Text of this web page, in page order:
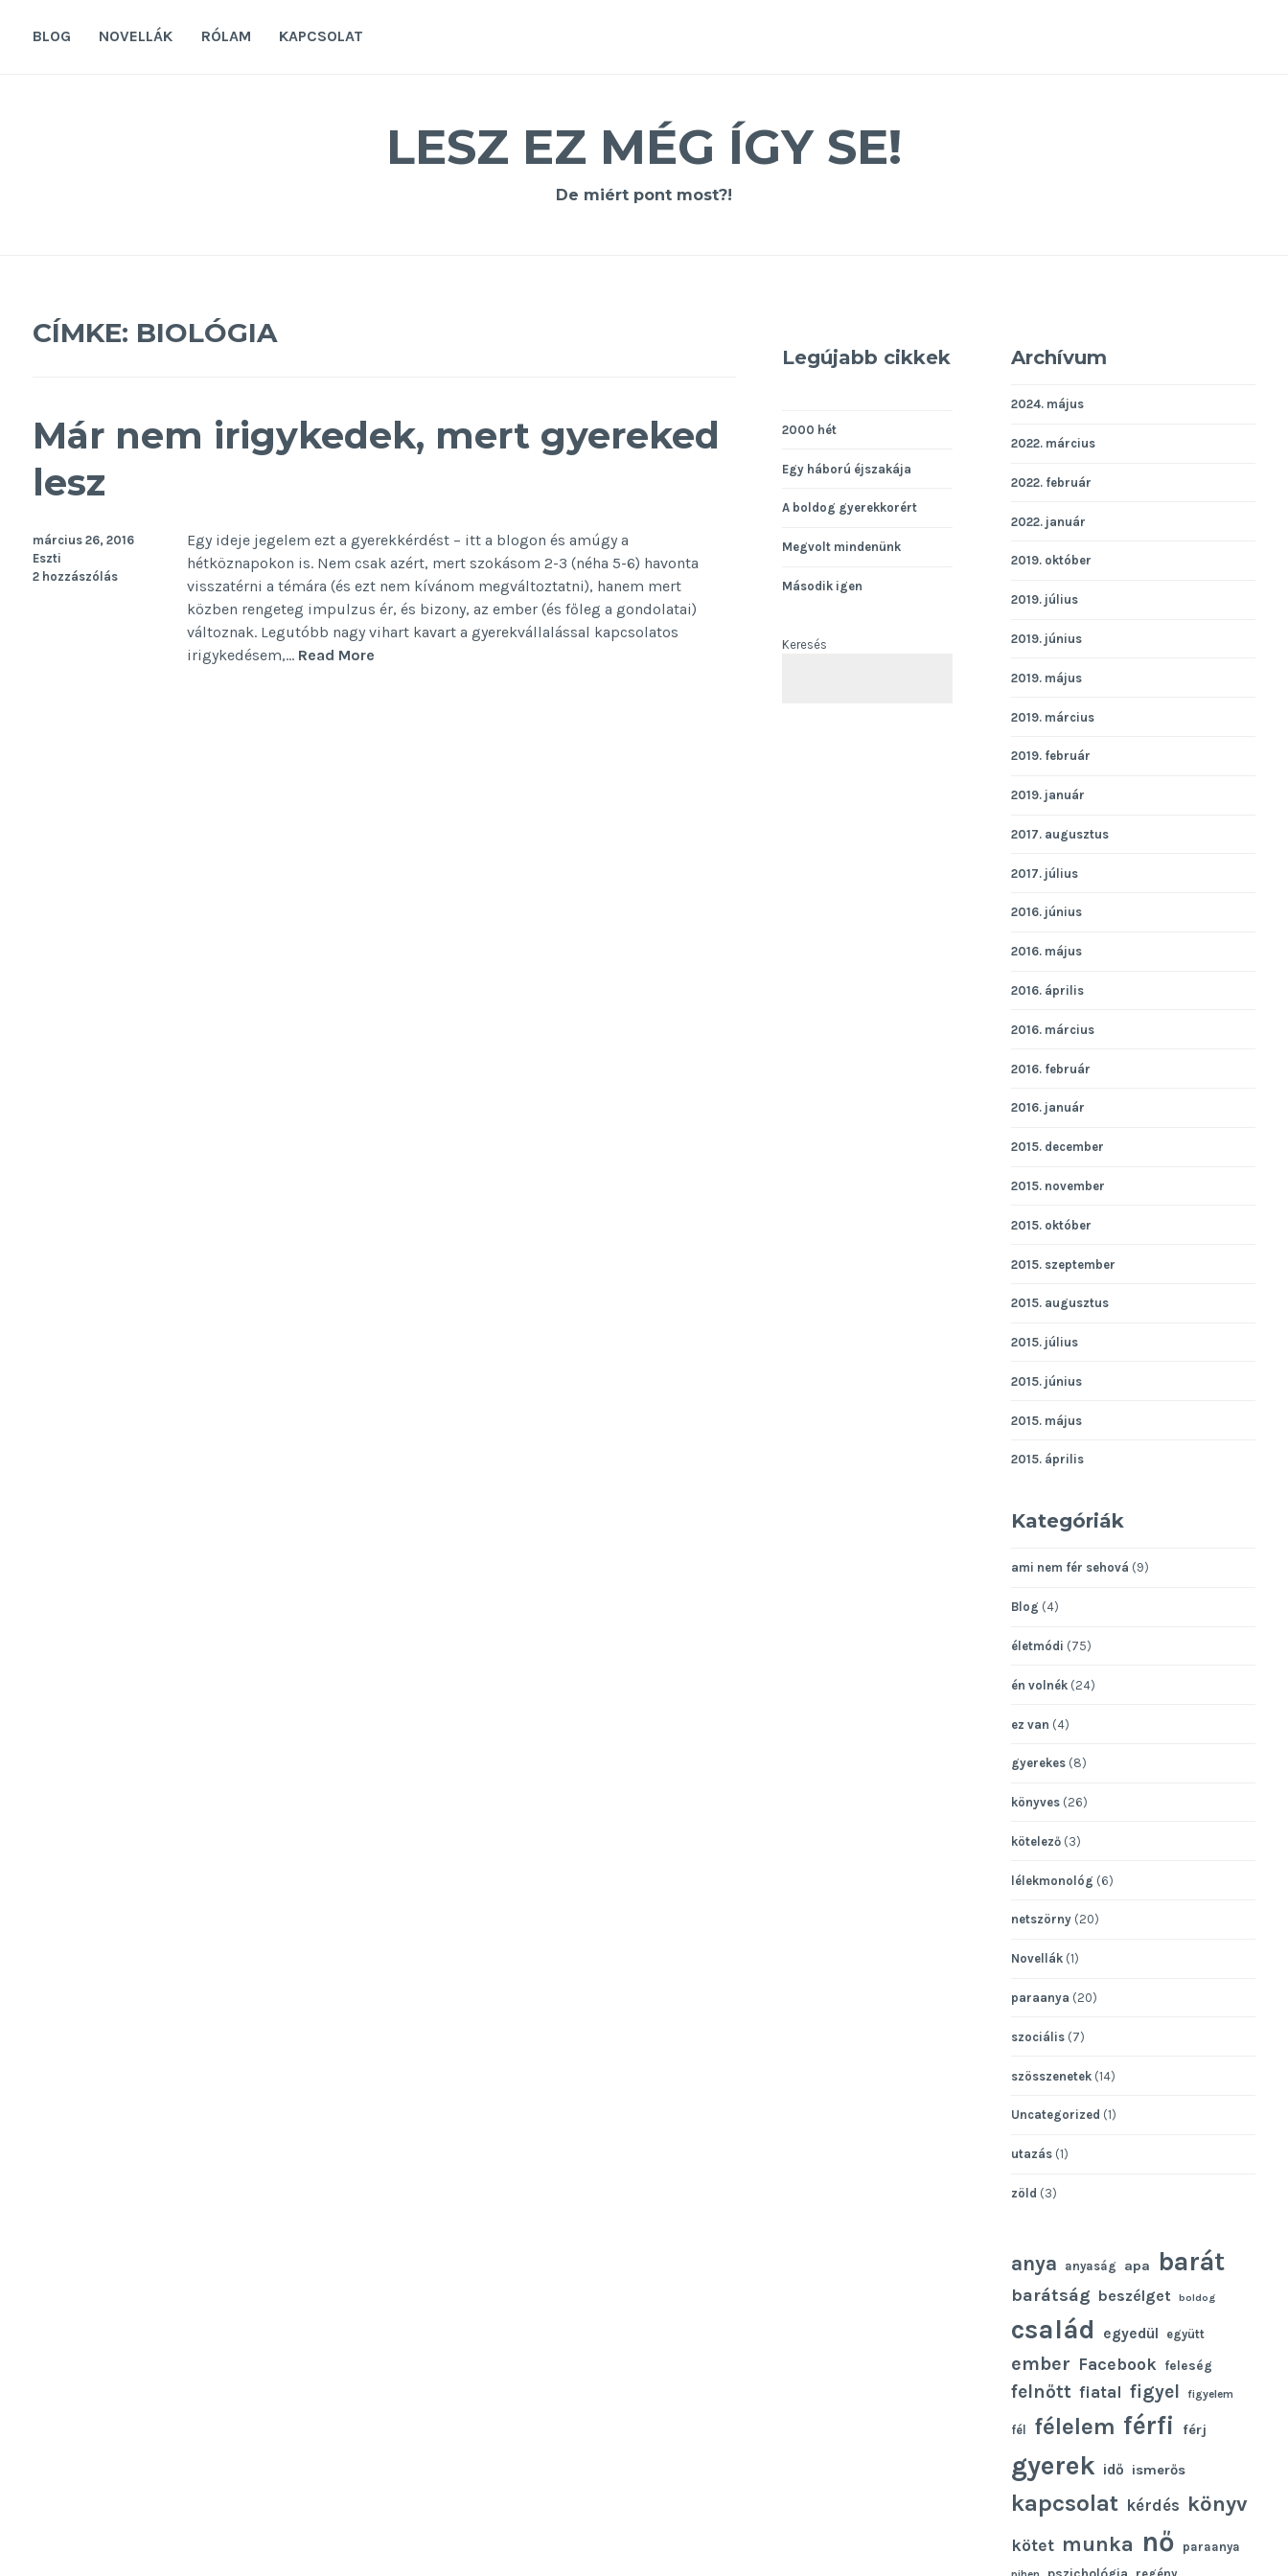
BLOG NOVELLÁK RÓLAM KAPCSOLAT
LESZ EZ MÉG ÍGY SE!
De miért pont most?!
CÍMKE: BIOLÓGIA
Már nem irigykedek, mert gyereked
lesz
Egy ideje jegelem ezt a gyerekkérdést – itt a blogon és amúgy a
hétköznapokon is. Nem csak azért, mert szokásom 2-3 (néha 5-6) havonta
visszatérni a témára (és ezt nem kívánom megváltoztatni), hanem mert
közben rengeteg impulzus ér, és bizony, az ember (és főleg a gondolatai)
változnak. Legutóbb nagy vihart kavart a gyerekvállalással kapcsolatos
irigykedésem,… Read More
március 26, 2016
Eszti
2 hozzászólás
Legújabb cikkek
2000 hét
Egy háború éjszakája
A boldog gyerekkorért
Megvolt mindenünk
Második igen
Keresés
KERESÉS
Archívum
2024. május
2022. március
2022. február
2022. január
2019. október
2019. július
2019. június
2019. május
2019. március
2019. február
2019. január
2017. augusztus
2017. július
2016. június
2016. május
2016. április
2016. március
2016. február
2016. január
2015. december
2015. november
2015. október
2015. szeptember
2015. augusztus
2015. július
2015. június
2015. május
2015. április
Kategóriák
ami nem fér sehová (9)
Blog (4)
életmódi (75)
én volnék (24)
ez van (4)
gyerekes (8)
könyves (26)
kötelező (3)
lélekmonológ (6)
netszörny (20)
Novellák (1)
paraanya (20)
szociális (7)
szösszenetek (14)
Uncategorized (1)
utazás (1)
zöld (3)
anya anyaság apa barát
barátság beszélget boldog
család egyedül együtt
ember Facebook feleség
felnőtt fiatal figyel figyelem
fél félelem férfi férj
gyerek idő ismerős
kapcsolat kérdés könyv
kötet munka nő paraanya
pszichológia regény